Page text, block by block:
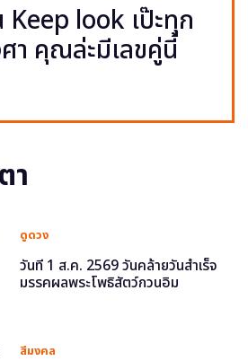
Keep look เป๊ะทุก
า คุณล่ะมีเลขคู่นี้
า
ดูดวง
วันที่ 1 ส.ค. 2569 วันคล้ายวันสำเร็จ
มรรคผลพระโพธิสัตว์กวนอิม
สีมงคล